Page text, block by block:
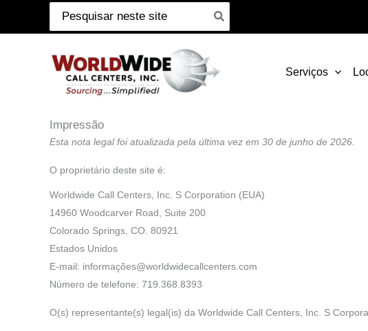
para
Pesquisar
por:
Serviços
Impressão
Esta nota legal foi atualizada pela última vez em 30 de junho de 2026.
O proprietário deste site é:
Worldwide Call Centers, Inc. S Corporation (EUA)
14960 Woodcarver Road, Suite 200
Colorado Springs, CO. 80921
Estados Unidos
E-mail: informações@worldwidecallcenters.com
Número de telefone: 719.368.8393
O(s) representante(s) legal(is) da Worldwide Call Centers, Inc. S